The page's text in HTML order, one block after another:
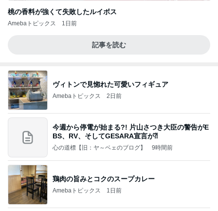
桃の香料が強くて失敗したルイボス
Amebaトピックス 1日前
記事を読む
ヴィトンで見惚れた可愛いフィギュア
Amebaトピックス 2日前
今週から停電が始まる?! 片山さつき大臣の警告がE
BS、RV、そしてGESARA宣言が⁈
心の道標【旧：ヤ～ベェのブログ】 9時間前
鶏肉の旨みとコクのスープカレー
Amebaトピックス 1日前